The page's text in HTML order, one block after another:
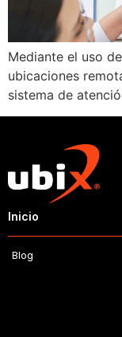
Mediante el uso
ubicaciones
sistema de
Inicio
Blog